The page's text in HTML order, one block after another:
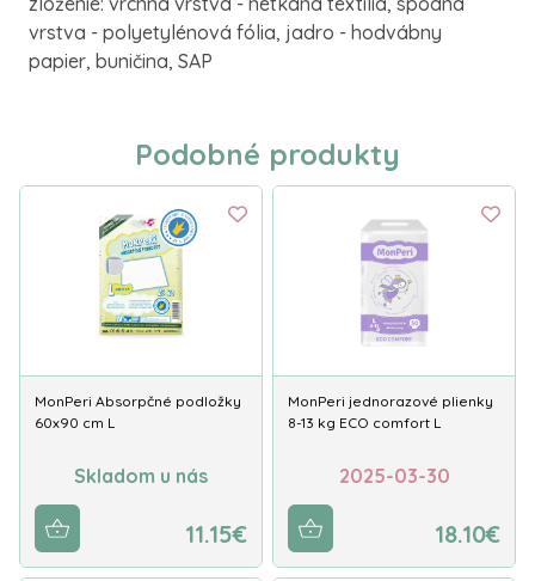
vrstva - polyetylénová fólia, jadro - hodvábny
papier, buničina, SAP
Podobné produkty
MonPeri Absorpčné podložky
60x90 cm L
Skladom u nás
11.15€
MonPeri jednorazové plienky
8-13 kg ECO comfort L
2025-03-30
18.10€